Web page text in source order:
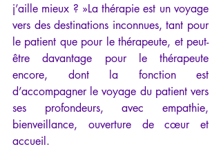
j’aille mieux ? »La thérapie est un voyage
vers des destinations inconnues, tant pour
le patient que pour le thérapeute, et peut-
être davantage pour le thérapeute
encore, dont la fonction est
d’accompagner le voyage du patient vers
ses profondeurs, avec empathie,
bienveillance, ouverture de cœur et
accueil.